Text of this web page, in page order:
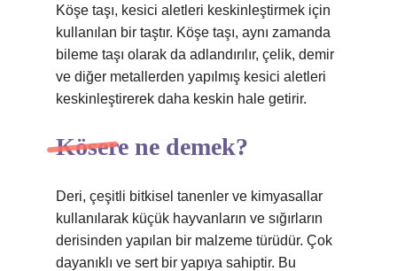
Köşe taşı, kesici aletleri keskinleştirmek için
kullanılan bir taştır. Köşe taşı, aynı zamanda
bileme taşı olarak da adlandırılır, çelik, demir
ve diğer metallerden yapılmış kesici aletleri
keskinleştirerek daha keskin hale getirir.
Kösere ne demek?
Deri, çeşitli bitkisel tanenler ve kimyasallar
kullanılarak küçük hayvanların ve sığırların
derisinden yapılan bir malzeme türüdür. Çok
dayanıklı ve sert bir yapıya sahiptir. Bu